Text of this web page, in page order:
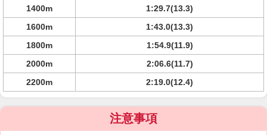
1400m
1:29.7(13.3)
1600m
1:43.0(13.3)
1800m
1:54.9(11.9)
2000m
2:06.6(11.7)
2200m
2:19.0(12.4)
注意事項